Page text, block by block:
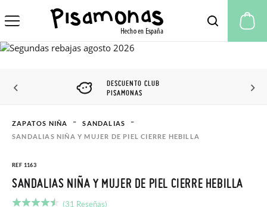
DESCUENTO CLUB
PISAMONAS
ZAPATOS NIÑA
SANDALIAS
SANDALIAS NIÑA Y MUJER DE PIEL CIERRE HEBILLA
REF 1163
SANDALIAS NIÑA Y MUJER DE PIEL CIERRE HEBILLA
(31 Reseñas)